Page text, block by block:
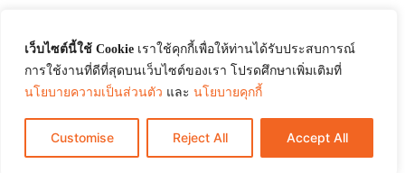
เว็บไซต์นี้ใช้ Cookie เราใช้คุกกี้เพื่อให้ท่านได้รับประสบการณ์
การใช้งานที่ดีที่สุดบนเว็บไซต์ของเรา โปรดศึกษาเพิ่มเติมที่
นโยบายความเป็นส่วนตัว และ นโยบายคุกกี้
Customise Reject All Accept All